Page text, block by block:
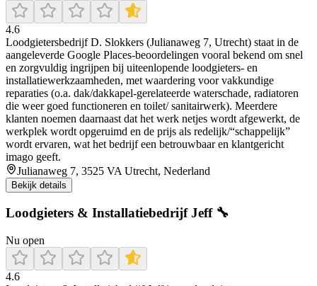
4.6
Loodgietersbedrijf D. Slokkers (Julianaweg 7, Utrecht) staat in de
aangeleverde Google Places-beoordelingen vooral bekend om snel
en zorgvuldig ingrijpen bij uiteenlopende loodgieters- en
installatiewerkzaamheden, met waardering voor vakkundige
reparaties (o.a. dak/dakkapel-gerelateerde waterschade, radiatoren
die weer goed functioneren en toilet/ sanitairwerk). Meerdere
klanten noemen daarnaast dat het werk netjes wordt afgewerkt, de
werkplek wordt opgeruimd en de prijs als redelijk/“schappelijk”
wordt ervaren, wat het bedrijf een betrouwbaar en klantgericht
imago geeft.
Julianaweg 7, 3525 VA Utrecht, Nederland
Bekijk details
Loodgieters & Installatiebedrijf Jeff 🔧
Nu open
4.6